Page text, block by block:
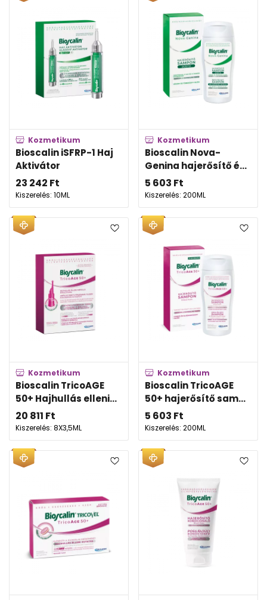
Kozmetikum
Bioscalin iSFRP-1 Haj
Aktivátor
23 242 Ft
Kiszerelés: 10ML
Kozmetikum
Bioscalin Nova-
Genina hajerősítő é...
5 603 Ft
Kiszerelés: 200ML
Kozmetikum
Bioscalin TricoAGE
50+ Hajhullás elleni...
20 811 Ft
Kiszerelés: 8X3,5ML
Kozmetikum
Bioscalin TricoAGE
50+ hajerősítő sam...
5 603 Ft
Kiszerelés: 200ML